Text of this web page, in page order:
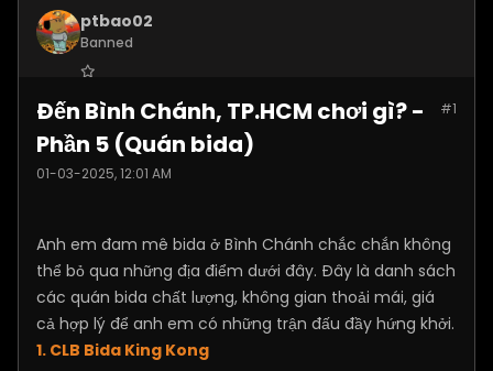
ptbao02
Banned
Posts: 2180 #1
Đến Bình Chánh, TP.HCM chơi gì? -
Phần 5 (Quán bida)
01-03-2025, 12:01 AM
Anh em đam mê bida ở Bình Chánh chắc chắn không
thể bỏ qua những địa điểm dưới đây. Đây là danh sách
các quán bida chất lượng, không gian thoải mái, giá
cả hợp lý để anh em có những trận đấu đầy hứng khởi.
1. CLB Bida King Kong